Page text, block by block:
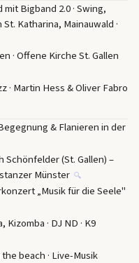
Bigband 2.0 · Swing,
Katharina, Mainauwald ·
· Offene Kirche St. Gallen
· Martin Hess & Oliver Fabro
& Flanieren in der
Schönfelder (St. Gallen) –
Münster 🔍
„Musik für die Seele"
Kizomba · DJ ND · K9
beach · Live-Musik